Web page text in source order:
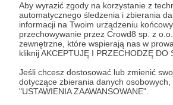
Aby wyrazić zgody na korzystanie z
automatycznego śledzenia i zbierania
informacji na Twoim urządzeniu
przechowywanie przez Crowd8 sp. z
zewnętrzne, które wspierają nas w
kliknij AKCEPTUJĘ I PRZECHODZĘ DO
Jeśli chcesz dostosować lub zmienić
dotyczące zbierania danych osobowych,
"USTAWIENIA ZAAWANSOWANE".
dodatkowe pytania
Treść wiadomości *